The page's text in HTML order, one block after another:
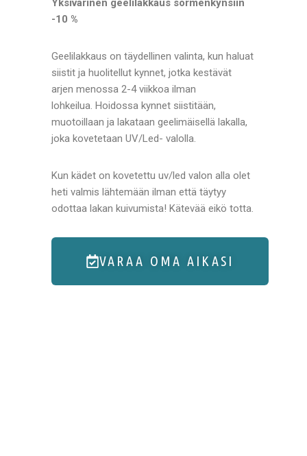
Yksivärinen geelilakkaus sormenkynsiin
-10 %
Geelilakkaus on täydellinen valinta, kun haluat
siistit ja huolitellut kynnet, jotka kestävät
arjen menossa 2-4 viikkoa ilman
lohkeilua. Hoidossa kynnet siistitään,
muotoillaan ja lakataan geelimäisellä lakalla,
joka kovetetaan UV/Led- valolla.
Kun kädet on kovetettu uv/led valon alla olet
heti valmis lähtemään ilman että täytyy
odottaa lakan kuivumista! Kätevää eikö totta.
VARAA OMA AIKASI